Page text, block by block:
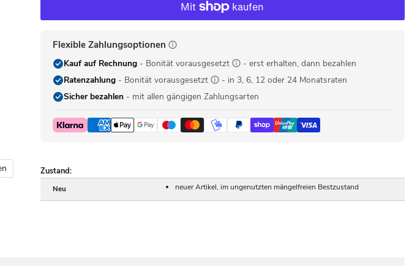
Flexible Zahlungsoptionen
Kauf auf Rechnung- Bonität vorausgesetzt
- erst erhalten, dann bezahlen
Ratenzahlung- Bonität vorausgesetzt
- in 3, 6, 12 oder 24 Monatsraten
Sicher bezahlen- mit allen gängigen Zahlungsarten
Zustand:
Neu neuer Artikel, im ungenutzten mängelfreien Bestzustand